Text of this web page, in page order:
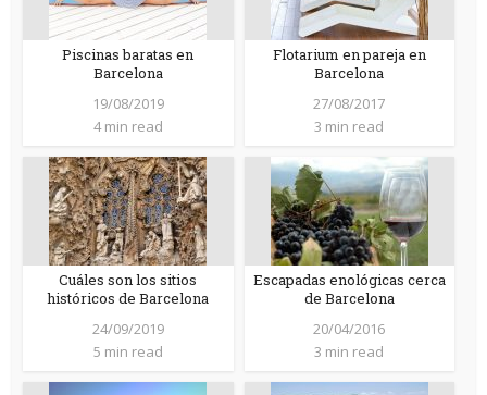
Piscinas baratas en
Barcelona
19/08/2019
4 min read
Flotarium en pareja en
Barcelona
27/08/2017
3 min read
Cuáles son los sitios
históricos de Barcelona
24/09/2019
5 min read
Escapadas enológicas cerca
de Barcelona
20/04/2016
3 min read